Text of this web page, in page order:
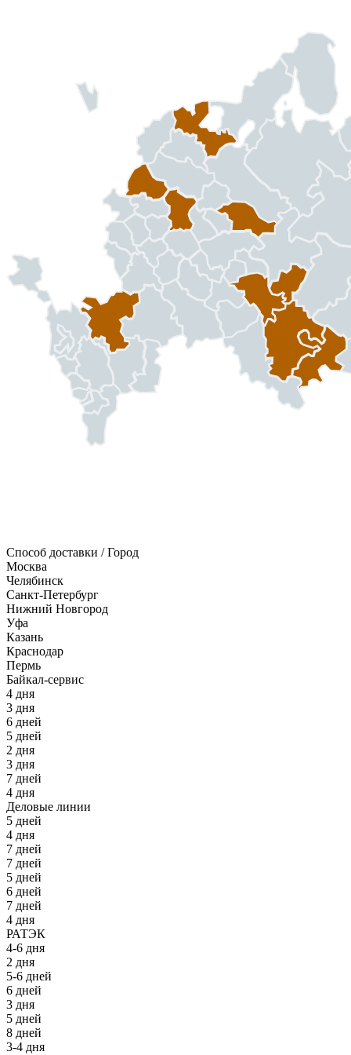
Способ доставки / Город
Москва
Челябинск
Санкт-Петербург
Нижний Новгород
Уфа
Казань
Краснодар
Пермь
Байкал-сервис
4 дня
3 дня
6 дней
5 дней
2 дня
3 дня
7 дней
4 дня
Деловые линии
5 дней
4 дня
7 дней
7 дней
5 дней
6 дней
7 дней
4 дня
РАТЭК
4-6 дня
2 дня
5-6 дней
6 дней
3 дня
5 дней
8 дней
3-4 дня